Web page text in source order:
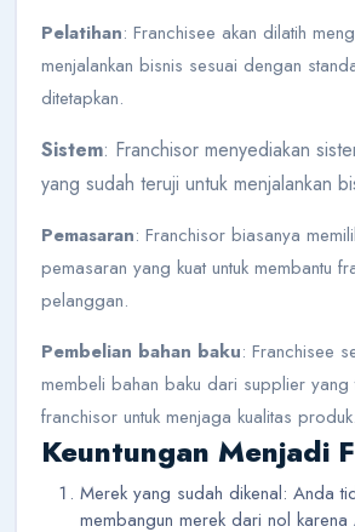
Pelatihan: Franchisee akan dilatih
menjalankan bisnis sesuai dengan
ditetapkan.
Sistem: Franchisor menyediakan
yang sudah teruji untuk menjalankan
Pemasaran: Franchisor biasanya
pemasaran yang kuat untuk membantu
pelanggan.
Pembelian bahan baku: Franchisee
membeli bahan baku dari supplier yang
franchisor untuk menjaga kualitas produk.
Keuntungan Menjadi
Merek yang sudah dikenal: Anda
membangun merek dari nol karena